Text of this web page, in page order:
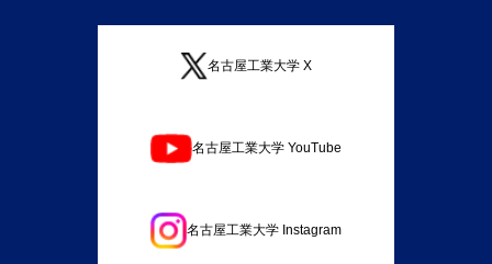
名古屋工業大学 X
名古屋工業大学 YouTube
名古屋工業大学 Instagram